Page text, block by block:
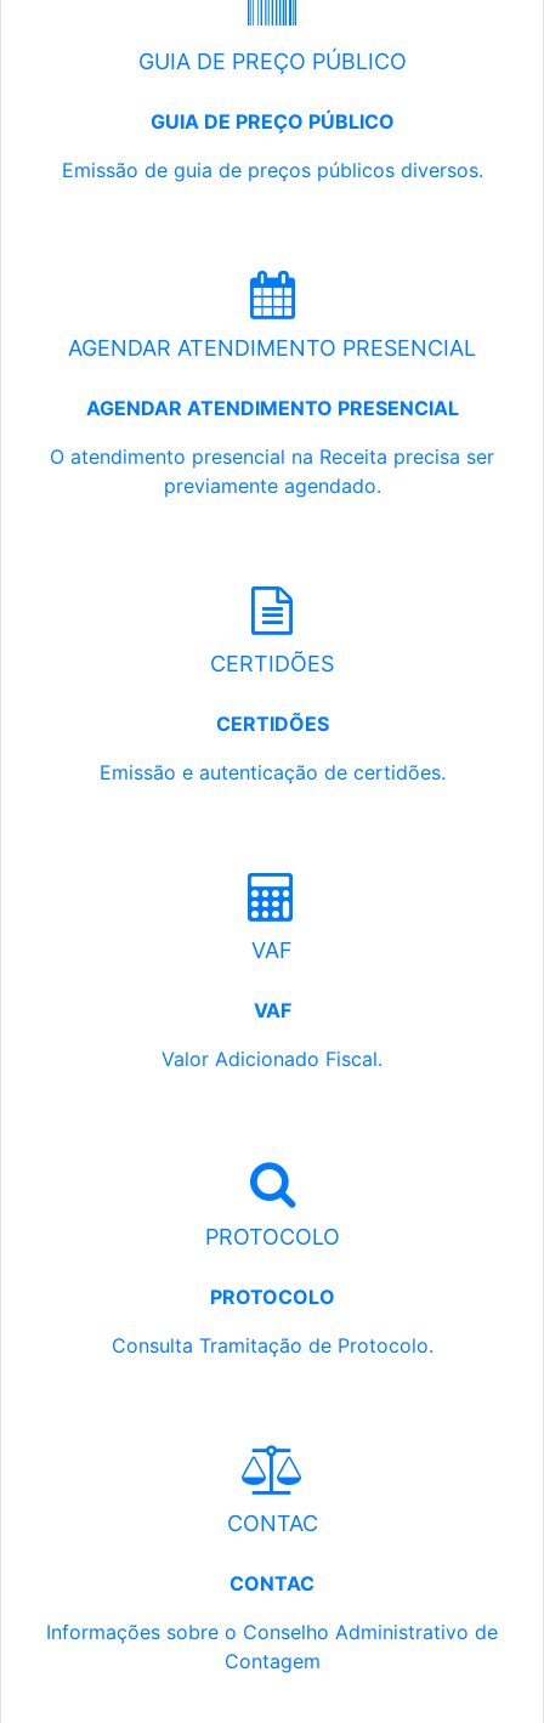
GUIA DE PREÇO PÚBLICO
GUIA DE PREÇO PÚBLICO
Emissão de guia de preços públicos diversos.
AGENDAR ATENDIMENTO PRESENCIAL
AGENDAR ATENDIMENTO PRESENCIAL
O atendimento presencial na Receita precisa ser
previamente agendado.
CERTIDÕES
CERTIDÕES
Emissão e autenticação de certidões.
VAF
VAF
Valor Adicionado Fiscal.
PROTOCOLO
PROTOCOLO
Consulta Tramitação de Protocolo.
CONTAC
CONTAC
Informações sobre o Conselho Administrativo de
Contagem